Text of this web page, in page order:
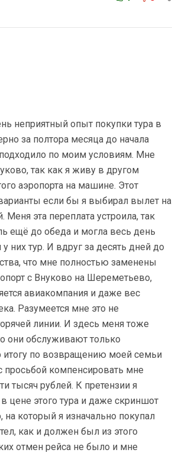
неприятный опыт покупки тура в
за полтора месяца до начала
по моим условиям. Мне
так как я живу в другом
аэропорта на машине. Этот
если бы я выбирал вылет на
эта переплата устроила, так
ещё до обеда и могла весь день
них тур. И вдруг за десять дней до
что мне полностью заменены
с Внуково на Шереметьево,
авиакомпания и даже вес
Разумеется мне это не
линии. И здесь меня тоже
они обслуживают только
итогу по возвращению моей семьи
просьбой компенсировать мне
тысяч рублей. К претензии я
этого тура и даже скриншот
на который я изначально покупал
как и должен был из этого
отмен рейса не было и мне